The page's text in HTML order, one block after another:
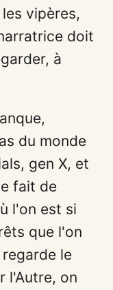
vipères,
doit
à
du monde
gen X, et
fait de
l'on est si
que l'on
le
l'Autre, on